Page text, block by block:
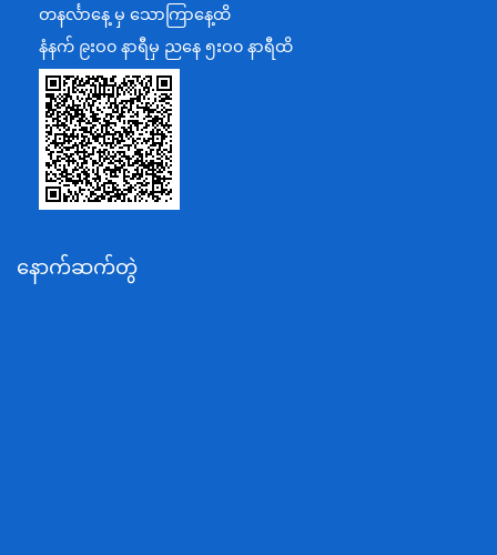
အပြည်ပြည်ဆိုင်ရာပူးပေါင်းဆောင်ရွက်ရေးဝန်ကြီးဌာန
ပြန်ကြားရေးဝန်ကြီးဌာန
သာသနာရေးနှင့် ယဉ်ကျေးမှုဝန်ကြီးဌာန
စိုက်ပျိုးရေး၊မွေးမြူရေးနှင့်ဆည်မြောင်းဝန်ကြီးဌာန
ပို့ဆောင်ရေးနှင့်ဆက်သွယ်ရေးဝန်ကြီးဌာန
သယံဇာတနှင့်ပတ်ဝန်းကျင်ထိန်းသိမ်းရေးဝန်ကြီးဌာန
အလုပ်သမား၊လူဝင်မှုကြီးကြပ်ရေးနှင့်ပြည်သူ့အင်အား
တနင်္လာနေ့ မှ သောကြာနေ့ထိ
နံနက် ၉းဝ၀ နာရီမှ ညနေ ၅းဝ၀ နာရီထိ
နောက်ဆက်တွဲ